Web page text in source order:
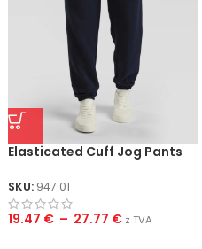
Elasticated Cuff Jog Pants
SKU: 947.01
19.47 € – 27.77 € z TVA